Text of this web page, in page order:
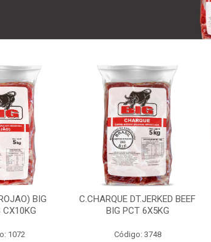
BIG
CX10KG
1072
C.CHARQUE DT.JERKED BEEF
BIG PCT 6X5KG
Código: 3748